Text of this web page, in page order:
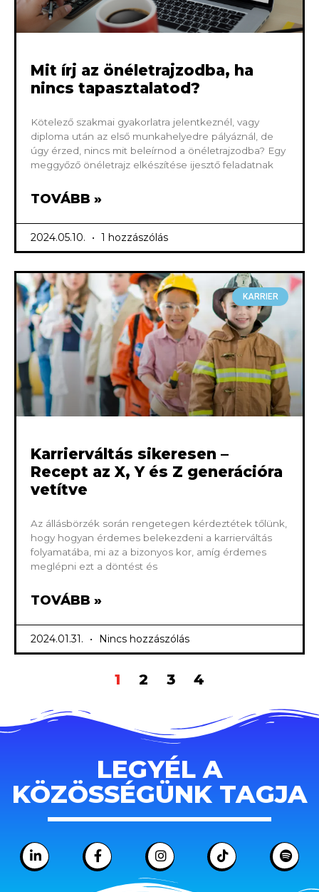
Mit írj az önéletrajzodba, ha
nincs tapasztalatod?
Kötelező szakmai gyakorlatra jelentkeznél, vagy
diploma után az első munkahelyedre pályáznál, de
úgy érzed, nincs mit beleírnod a önéletrajzodba? Egy
meggyőző önéletrajz elkészítése ijesztő feladatnak
TOVÁBB »
2024.05.10. 1 hozzászólás
KARRIER
Karrierváltás sikeresen –
Recept az X, Y és Z generációra
vetítve
Az állásbörzék során rengetegen kérdeztétek tőlünk,
hogy hogyan érdemes belekezdeni a karrierváltás
folyamatába, mi az a bizonyos kor, amíg érdemes
meglépni ezt a döntést és
TOVÁBB »
2024.01.31. Nincs hozzászólás
1 2 3 4
LEGYÉL A
KÖZÖSSÉGÜNK TAGJA